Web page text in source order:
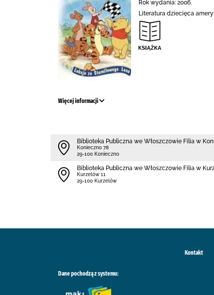
Rok wydania: 2006.
Literatura dziecięca
Więcej informacji
Biblioteka Publiczna we Włoszczowie Filia w
Konieczno 78
29-100 Konieczno
Biblioteka Publiczna we Włoszczowie Filia w
Kurzelów 11
29-100 Kurzelów
Kontakt
Dane pochodzą z systemu: